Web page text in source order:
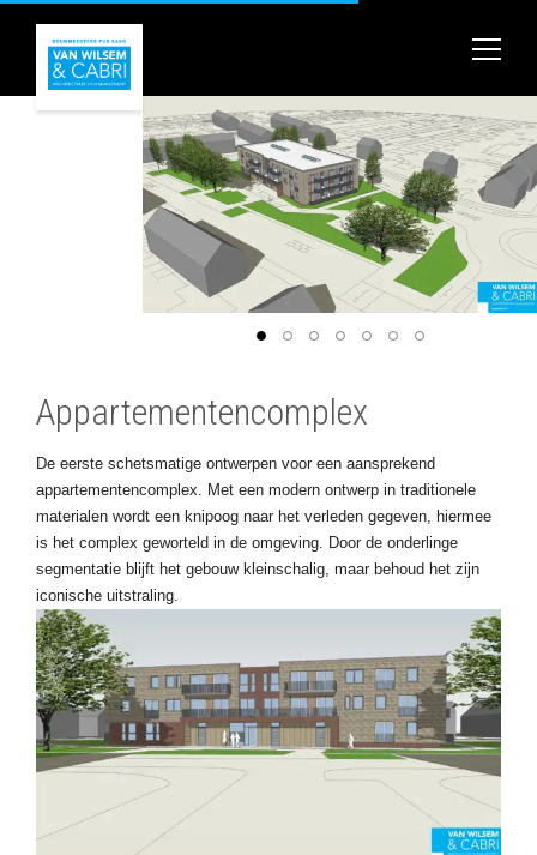
Appartementencomplex
De eerste schetsmatige ontwerpen voor een aansprekend
appartementencomplex. Met een modern ontwerp in traditionele
materialen wordt een knipoog naar het verleden gegeven, hiermee
is het complex geworteld in de omgeving. Door de onderlinge
segmentatie blijft het gebouw kleinschalig, maar behoud het zijn
iconische uitstraling.